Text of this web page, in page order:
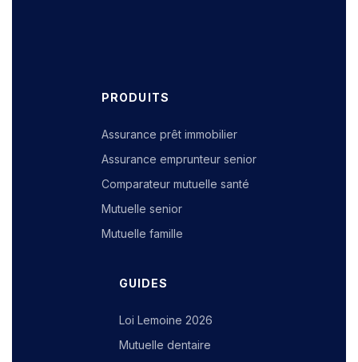
PRODUITS
Assurance prêt immobilier
Assurance emprunteur senior
Comparateur mutuelle santé
Mutuelle senior
Mutuelle famille
GUIDES
Loi Lemoine 2026
Mutuelle dentaire